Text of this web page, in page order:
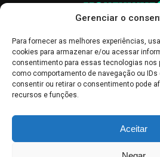
Gerenciar o
Para fornecer as melhores experiências,
cookies para armazenar e/ou acessar
consentimento para essas tecnologias nos
como comportamento de navegação ou
consentir ou retirar o consentimento pode
recursos e funções.
Aceitar
informativo, servindo como boletins de
interpretadas como recomendações